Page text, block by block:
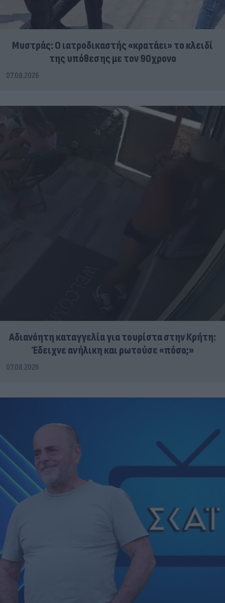
Μυστράς: Ο ιατροδικαστής «κρατάει» το κλειδί
της υπόθεσης με τον 90χρονο
07.08.2026
Αδιανόητη καταγγελία για τουρίστα στην Κρήτη:
Έδειχνε ανήλικη και ρωτούσε «πόσο;»
07.08.2026